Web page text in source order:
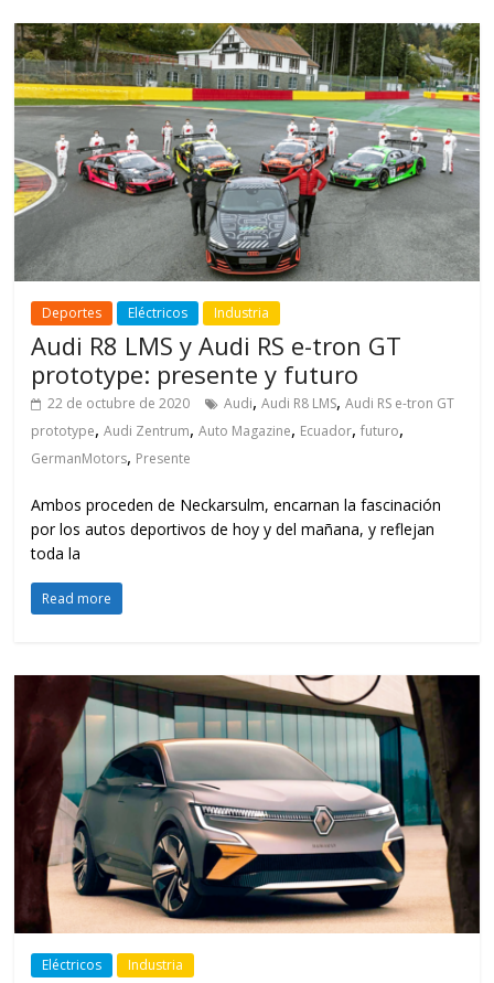
Deportes Eléctricos Industria
Audi R8 LMS y Audi RS e-tron GT
prototype: presente y futuro
22 de octubre de 2020 Audi,Audi R8 LMS,Audi RS e-tron GT
prototype,Audi Zentrum,Auto Magazine, Ecuador,futuro,
GermanMotors, Presente
Ambos proceden de Neckarsulm, encarnan la fascinación
por los autos deportivos de hoy y del mañana, y reflejan
toda la
Read more
Eléctricos Industria